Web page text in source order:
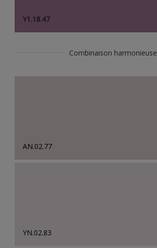
Y1.18.47
Combinaison harmonieuse
AN.02.77
YN.02.83